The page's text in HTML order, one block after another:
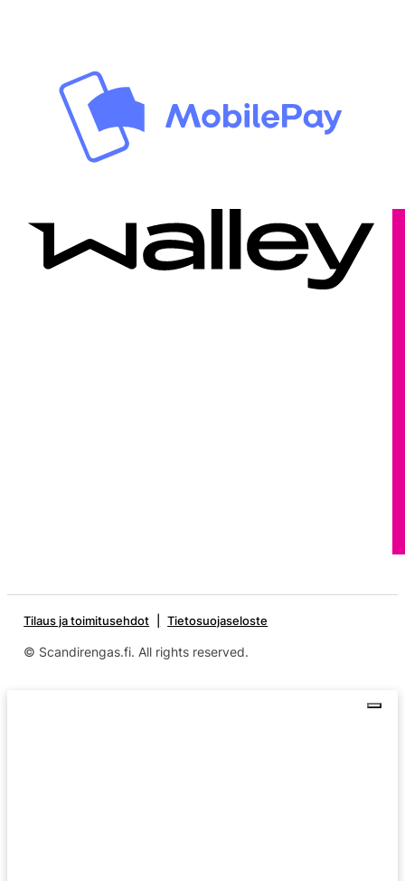
Tilaus ja toimitusehdot Tietosuojaseloste
© Scandirengas.fi. All rights reserved.